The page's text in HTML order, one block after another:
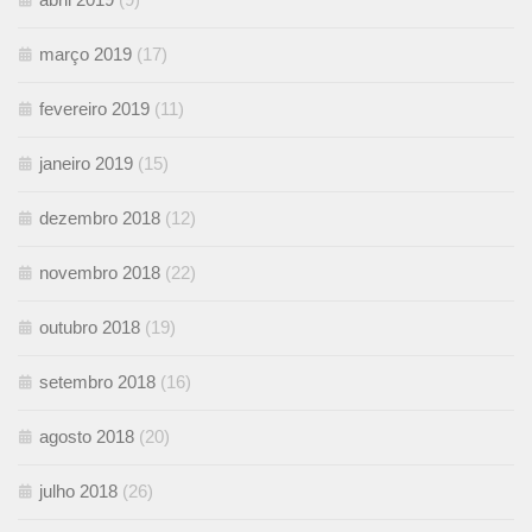
março 2019 (17)
fevereiro 2019 (11)
janeiro 2019 (15)
dezembro 2018 (12)
novembro 2018 (22)
outubro 2018 (19)
setembro 2018 (16)
agosto 2018 (20)
julho 2018 (26)